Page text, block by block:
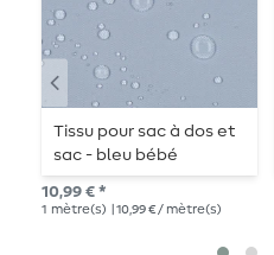
Tissu pour sac à dos et
sac - bleu bébé
10,99 € *
1 mètre(s) | 10,99 € / mètre(s)